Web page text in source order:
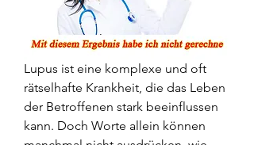
Lupus ist eine komplexe und oft
rätselhafte Krankheit, die das Leben
der Betroffenen stark beeinflussen
kann. Doch Worte allein können